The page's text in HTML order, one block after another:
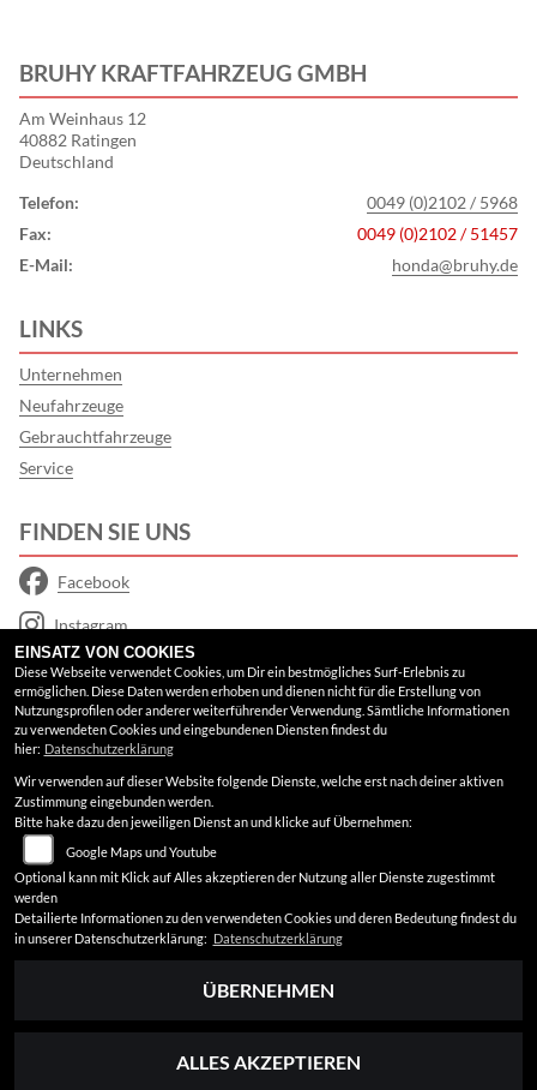
BRUHY KRAFTFAHRZEUG GMBH
Am Weinhaus 12
40882 Ratingen
Deutschland
Telefon:
0049 (0)2102 / 5968
Fax:
0049 (0)2102 / 51457
E-Mail:
honda@bruhy.de
LINKS
Unternehmen
Neufahrzeuge
Gebrauchtfahrzeuge
Service
FINDEN SIE UNS
Facebook
Instagram
Google Maps
RECHTLICHES
AGB
Impressum
Datenschutz
Disclaimer
Barrierefreiheit
EINSATZ VON COOKIES
Diese Webseite verwendet Cookies, um Dir ein bestmögliches Surf-Erlebnis zu
ermöglichen. Diese Daten werden erhoben und dienen nicht für die Erstellung von
Nutzungsprofilen oder anderer weiterführender Verwendung. Sämtliche Informationen
zu verwendeten Cookies und eingebundenen Diensten findest du
hier: Datenschutzerklärung
Wir verwenden auf dieser Website folgende Dienste, welche erst nach deiner aktiven
Zustimmung eingebunden werden.
Bitte hake dazu den jeweiligen Dienst an und klicke auf Übernehmen:
Google Maps und Youtube
Optional kann mit Klick auf Alles akzeptieren der Nutzung aller Dienste zugestimmt
werden
Detailierte Informationen zu den verwendeten Cookies und deren Bedeutung findest du
in unserer Datenschutzerklärung: Datenschutzerklärung
ÜBERNEHMEN
ALLES AKZEPTIEREN